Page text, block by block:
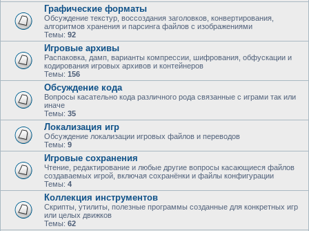
Графические форматы
Обсуждение текстур, воссоздания заголовков, конвертирования,
алгоритмов хранения и парсинга файлов с изображениями
Темы: 92
Игровые архивы
Распаковка, дамп, варианты компрессии, шифрования, обфускации и
кодирования игровых архивов и контейнеров
Темы: 156
Обсуждение кода
Вопросы касательно кода различного рода связанные с играми так или
иначе
Темы: 35
Локализация игр
Обсуждение локализации игровых файлов и переводов
Темы: 9
Игровые сохранения
Чтение, редактирование и любые другие вопросы касающиеся файлов
создаваемых игрой, включая сохранёнки и файлы конфигурации
Темы: 4
Коллекция инструментов
Скрипты, утилиты, полезные программы созданные для конкретных игр
или целых движков
Темы: 62